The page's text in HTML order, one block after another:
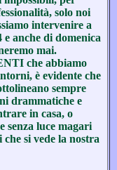
solo noi
intervenire a
anche di domenica
mai.
che abbiamo
è evidente che
sempre
drammatiche e
in casa, o
senza luce magari
si vede la nostra